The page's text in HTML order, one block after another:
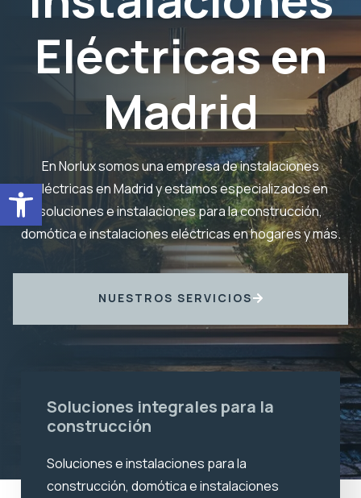
Eléctricas en
Madrid
En Norlux somos una empresa de instalaciones
eléctricas en Madrid y estamos especializados en
soluciones e instalaciones para la construcción,
domótica e instalaciones eléctricas en hogares y más.
NUESTROS SERVICIOS
Soluciones integrales para la
construcción
Soluciones e instalaciones para la
construcción, domótica e instalaciones
Abrir barra de herramientas